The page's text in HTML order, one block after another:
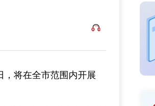
，将在全市范围内开展